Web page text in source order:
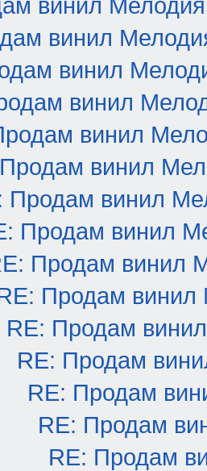
винил Мелодия
винил
винил
винил
винил
винил
Продам винил
Продам винил
Продам винил
Продам винил
RE: Продам
RE: Продам
RE: Продам
RE: Продам
RE: Продам